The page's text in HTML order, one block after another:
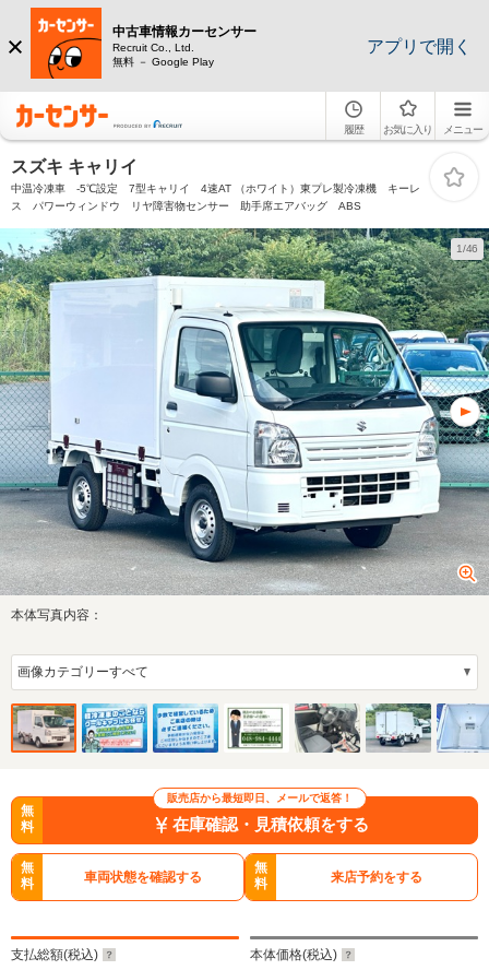
中古車情報カーセンサー
Recruit Co., Ltd.
無料 － Google Play
アプリで開く
履歴 お気に入り メニュー
スズキ キャリイ
中温冷凍車 -5℃設定 7型キャリイ 4速AT （ホワイト）東プレ製冷凍機 キーレ
ス パワーウィンドウ リヤ障害物センサー 助手席エアバッグ ABS
1/46
本体写真内容：
販売店から最短即日、メールで返答！
無
料
在庫確認・見積依頼をする
無
料
車両状態を確認する
無
料
来店予約をする
支払総額(税込) 本体価格(税込)